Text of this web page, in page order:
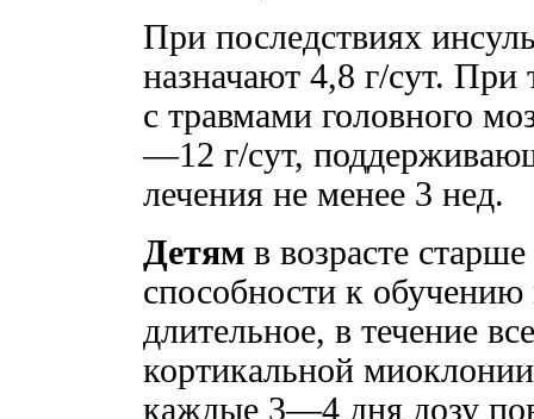
При последствиях
назначают 4,8 г/сут. При
с травмами головного
—12 г/сут,
лечения не менее 3 нед.
Детям в возрасте
способности к обучению
длительное, в течение
кортикальной
каждые 3—4 дня дозу